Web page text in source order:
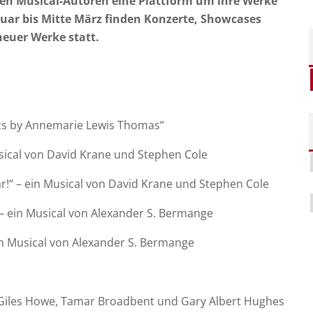
bis Mitte März finden Konzerte, Showcases
Werke statt.
by Annemarie Lewis Thomas“
von David Krane und Stephen Cole
– ein Musical von David Krane und Stephen Cole
ein Musical von Alexander S. Bermange
Musical von Alexander S. Bermange
Howe, Tamar Broadbent und Gary Albert Hughes